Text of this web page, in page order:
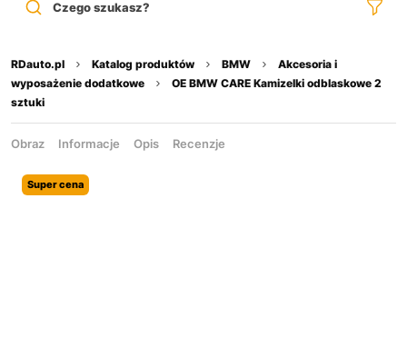
Czego szukasz?
RDauto.pl Katalog produktów BMW
Akcesoria i
wyposażenie dodatkowe
OE BMW CARE Kamizelki odblaskowe 2
sztuki
Obraz Informacje Opis Recenzje
Super cena